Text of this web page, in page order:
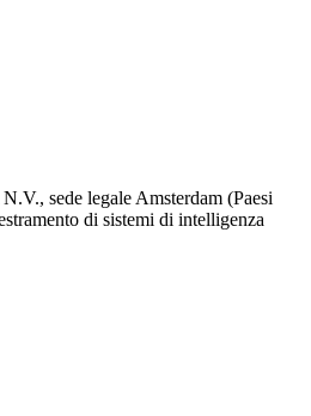
sede legale Amsterdam (Paesi
di sistemi di intelligenza